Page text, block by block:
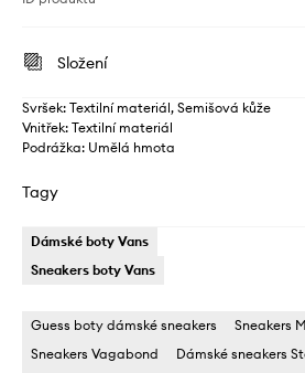
Složení
Svršek: Textilní materiál, Semišová kůže
Vnitřek: Textilní materiál
Podrážka: Umělá hmota
Tagy
Dámské boty Vans
Sneakers boty Vans
Guess boty dámské sneakers
Sneakers
Sneakers Vagabond
Dámské sneakers